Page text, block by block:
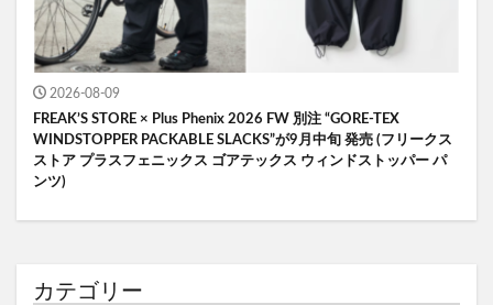
2026-08-09
FREAK’S STORE × Plus Phenix 2026 FW 別注 “GORE-TEX
WINDSTOPPER PACKABLE SLACKS”が9月中旬 発売 (フリークス
ストア プラスフェニックス ゴアテックス ウィンドストッパー パ
ンツ)
カテゴリー